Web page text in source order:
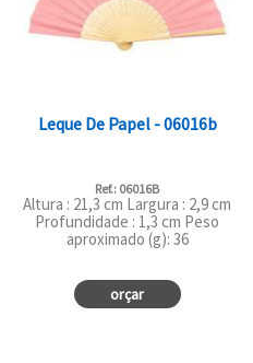
Leque De Papel - 06016b
Ref.: 06016B
Altura : 21,3 cm Largura : 2,9 cm
Profundidade : 1,3 cm Peso
aproximado (g): 36
orçar